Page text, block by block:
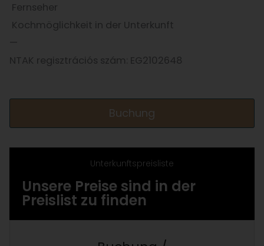
Fernseher
Kochmöglichkeit in der Unterkunft
—
NTAK regisztrációs szám: EG2102648
Buchung
Unterkunftspreisliste
Unsere Preise sind in der
Preislist zu finden